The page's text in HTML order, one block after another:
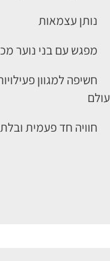
נותן עצמאות
מפגש עם בני נוער
חשיפה למגוון
חוויה חד פעמית